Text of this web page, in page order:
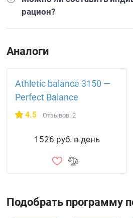
рацион?
Аналоги
Athletic balance 3150 —
Perfect Balance
4.5 Отзывов: 2
1526 руб. в день
Подобрать программу